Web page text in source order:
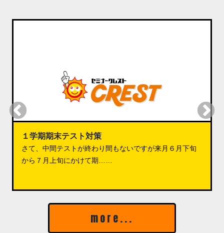
１学期期末テスト対策
さて、中間テストが終わり間もないですが来月６月下旬
から７月上旬にかけて期……
more...